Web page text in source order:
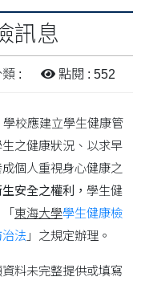
訊息
: 點閱 : 552
校應建立學生健康管
之健康狀況、以求早
個人重視身心健康之
安全之權利， 學生健
東海大學學生健康檢
法 」之規定辦理。
料未完整提供或填寫